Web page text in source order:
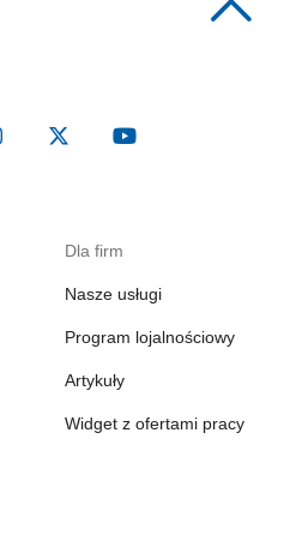
Dla firm
Nasze usługi
Program lojalnościowy
Artykuły
Widget z ofertami pracy